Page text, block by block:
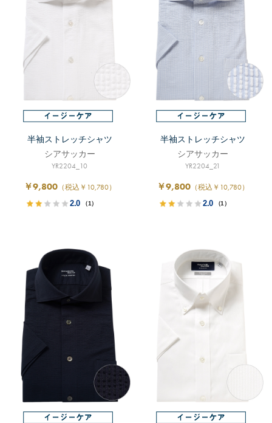
半袖ストレッチシャツ
シアサッカー
YR2204_10
￥9,800（税込￥10,780）
2.0 （1）
半袖ストレッチシャツ
シアサッカー
YR2204_21
￥9,800（税込￥10,780）
2.0 （1）